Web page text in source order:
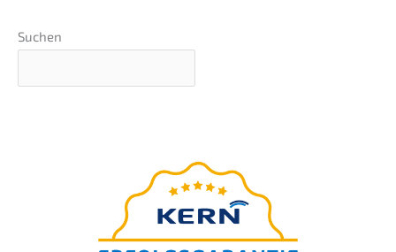
Suchen
Webinar sobre os princí­pi­os
básicospräsen­tiert von Nils
Koerber